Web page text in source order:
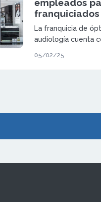
empleados
franquiciados
La franquicia de
audiología cuenta
franquiciados,
sector
05/02/25